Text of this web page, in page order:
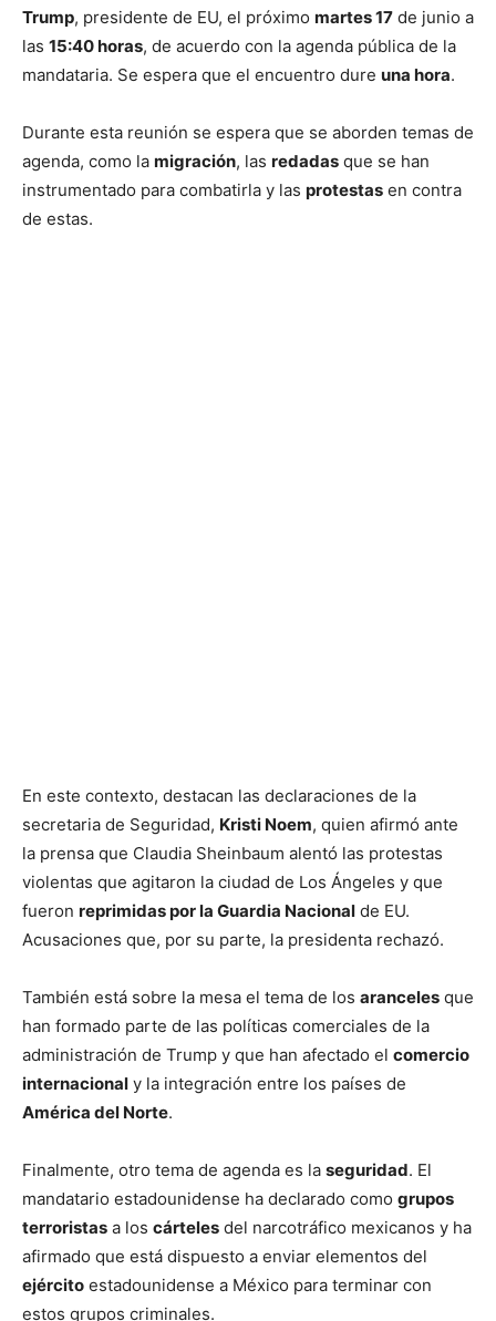
Trump, presidente de EU, el próximo martes 17 de junio a
las 15:40 horas, de acuerdo con la agenda pública de la
mandataria. Se espera que el encuentro dure una hora.
Durante esta reunión se espera que se aborden temas de
agenda, como la migración, las redadas que se han
instrumentado para combatirla y las protestas en contra
de estas.
En este contexto, destacan las declaraciones de la
secretaria de Seguridad, Kristi Noem, quien afirmó ante
la prensa que Claudia Sheinbaum alentó las protestas
violentas que agitaron la ciudad de Los Ángeles y que
fueron reprimidas por la Guardia Nacional de EU.
Acusaciones que, por su parte, la presidenta rechazó.
También está sobre la mesa el tema de los aranceles que
han formado parte de las políticas comerciales de la
administración de Trump y que han afectado el comercio
internacional y la integración entre los países de
América del Norte.
Finalmente, otro tema de agenda es la seguridad. El
mandatario estadounidense ha declarado como grupos
terroristas a los cárteles del narcotráfico mexicanos y ha
afirmado que está dispuesto a enviar elementos del
ejército estadounidense a México para terminar con
estos grupos criminales.